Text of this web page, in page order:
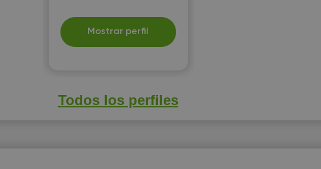
Mostrar perfil
Todos los perfiles